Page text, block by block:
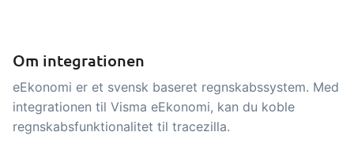
forbindelse med handel og produktion
Salg og indkøb
Det skal være nemt at handle sammen.
Om integrationen
eEkonomi er et svensk baseret regnskabssystem. Med
integrationen til Visma eEkonomi, kan du koble
regnskabsfunktionalitet til tracezilla.